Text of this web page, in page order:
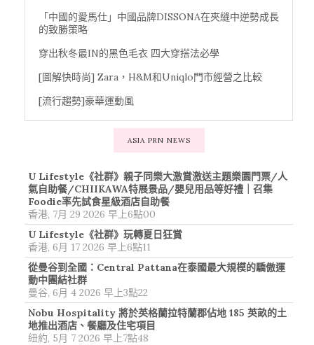
「中國的愛馬仕」中國品牌DISSONA在夾縫中逆勢成長
的致勝策略
穿出秋冬最IN的黑色毛衣 四大穿搭法必學
[圖解快時尚] Zara，H&M和Uniqlo門市經營之比較
[流行趨勢]豪華運動風
ASIA PRN NEWS
U Lifestyle《社群》親子同樂大激賞激送主題樂園門票/人
氣自助餐/CHIIKAWA特展景品/嬰兒用品等好禮｜召集
Foodie率先試食星級酒店自助餐
香港, 7月 29 2026 早上6點00
U Lifestyle《社群》玩轉夏日狂賞
香港, 6月 17 2026 早上6點11
從曼谷到全國：Central Pattana在泰國最大規模的驕傲運
動中團結社群
曼谷, 6月 4 2026 早上3點22
Nobu Hospitality 將於英格蘭拉特蘭郡佔地 185 英畝的土
地推出酒店、餐廳及住宅項目
紐約, 5月 7 2026 早上7點48